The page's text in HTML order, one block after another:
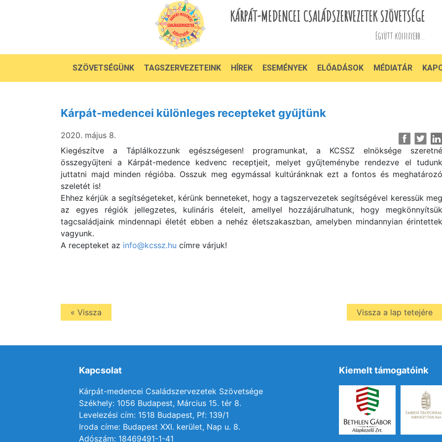
KÁRPÁT-MEDENCEI CSALÁDSZERVEZETEK SZÖVETSÉGE
Együtt könnyebb...
SZÖVETSÉGÜNK TAGSZERVEZETEINK HÍREK ESEMÉNYEK ELŐADÁSOK MÉDIATÁR
Kárpát-medencei különleges recepteket gyűjtünk
2020. május 8.
Kiegészítve a Táplálkozzunk egészségesen! programunkat, a KCSSZ elnöksége szeretné
összegyűjteni a Kárpát-medence kedvenc receptjeit, melyet gyűjteménybe rendezve el tudunk
juttatni majd minden régióba. Osszuk meg egymással kultúránknak ezt a fontos és meghatározó
szeletét is!
Ehhez kérjük a segítségeteket, kérünk benneteket, hogy a tagszervezetek segítségével keressük meg
az egyes régiók jellegzetes, kulináris ételeit, amellyel hozzájárulhatunk, hogy megkönnyítsük
tagcsaládjaink mindennapi életét ebben a nehéz életszakaszban, amelyben mindannyian érintettek
vagyunk.
A recepteket az info@kcssz.hu címre várjuk!
« Vissza Vissza a lap tetejére
Kapcsolat
Kárpát-medencei Családszervezetek Szövetsége
Székhely: 1056 Budapest, Március 15. tér 8.
Levelezési cím: 1518 Budapest, Pf: 139/1
Iroda címe: Budapest XXI. kerület, Nap u. 8.
Adószám: 18469491-1-41
Kiemelt támogatóink